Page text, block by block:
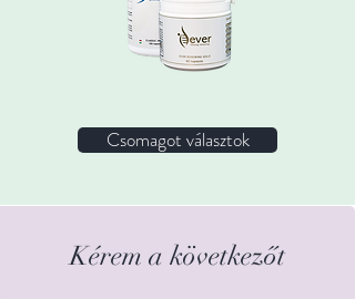
Csomagot választok
Kérem a következőt